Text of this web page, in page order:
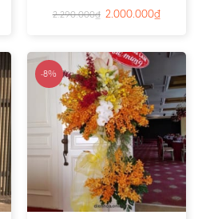
2.290.000₫ 2.000.000₫
-8%